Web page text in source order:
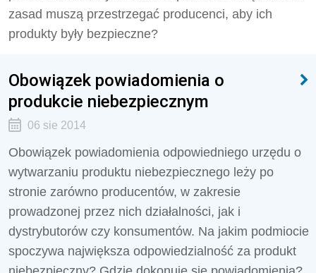
zasad muszą przestrzegać producenci, aby ich
produkty były bezpieczne?
Obowiązek powiadomienia o
produkcie niebezpiecznym
06 sie 2014
Obowiązek powiadomienia odpowiedniego urzędu o
wytwarzaniu produktu niebezpiecznego leży po
stronie zarówno producentów, w zakresie
prowadzonej przez nich działalności, jak i
dystrybutorów czy konsumentów. Na jakim podmiocie
spoczywa największa odpowiedzialność za produkt